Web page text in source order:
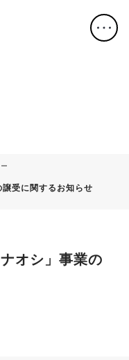
受に関するお知らせ
オシ」事業の